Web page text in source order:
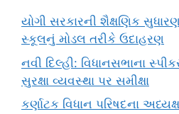
યોગી સરકારની શૈક્ષણિક
સ્કૂલનું મોડલ તરીકે ઉદાહરણ
નવી દિલ્હી: વિધાનસભાના
સુરક્ષા વ્યવસ્થા પર સમીક્ષા
કર્ણાટક વિધાન પરિષદના